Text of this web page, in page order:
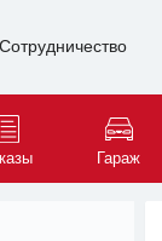
Сотрудничество
Гараж